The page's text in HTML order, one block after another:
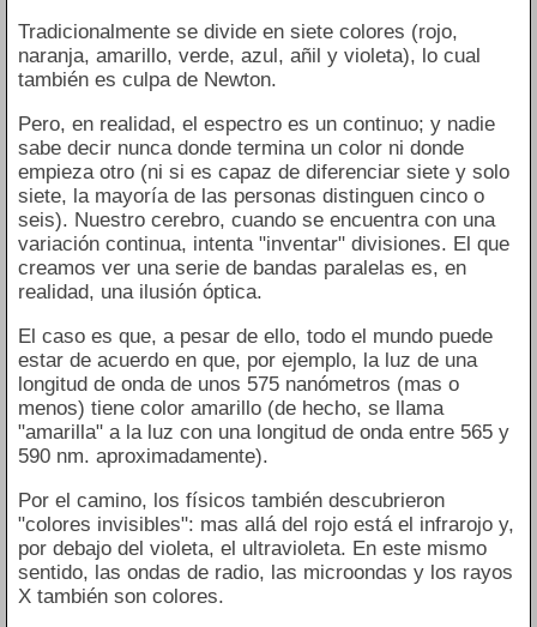
Tradicionalmente se divide en siete colores (rojo,
naranja, amarillo, verde, azul, añil y violeta), lo cual
también es culpa de Newton.
Pero, en realidad, el espectro es un continuo; y nadie
sabe decir nunca donde termina un color ni donde
empieza otro (ni si es capaz de diferenciar siete y solo
siete, la mayoría de las personas distinguen cinco o
seis). Nuestro cerebro, cuando se encuentra con una
variación continua, intenta "inventar" divisiones. El que
creamos ver una serie de bandas paralelas es, en
realidad, una ilusión óptica.
El caso es que, a pesar de ello, todo el mundo puede
estar de acuerdo en que, por ejemplo, la luz de una
longitud de onda de unos 575 nanómetros (mas o
menos) tiene color amarillo (de hecho, se llama
"amarilla" a la luz con una longitud de onda entre 565 y
590 nm. aproximadamente).
Por el camino, los físicos también descubrieron
"colores invisibles": mas allá del rojo está el infrarojo y,
por debajo del violeta, el ultravioleta. En este mismo
sentido, las ondas de radio, las microondas y los rayos
X también son colores.